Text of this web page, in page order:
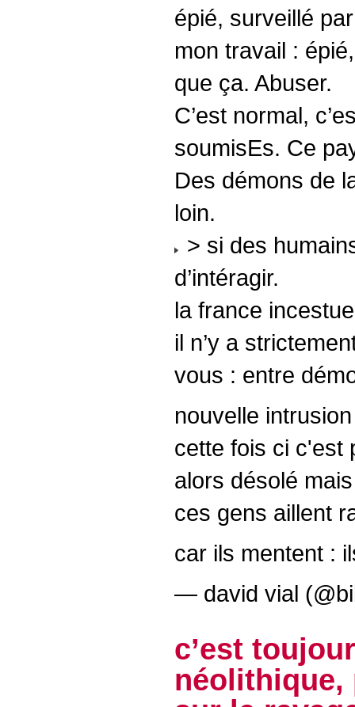
épié, surveillé
mon travail :
que ça. Abuser.
C’est normal,
soumisEs. Ce
Des démons de
loin.
> si des
d’intéragir.
la france
il n’y a
vous : entre
nouvelle
cette fois ci c'est
alors désolé
ces gens aillent
car ils mentent :
— david vial
c’est
néolithique,